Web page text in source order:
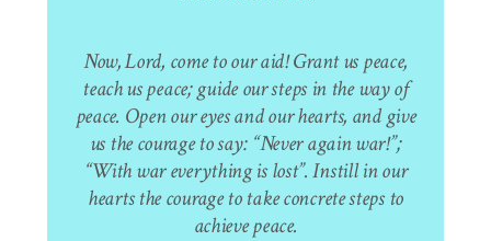
Now, Lord, come to our aid! Grant us peace,
teach us peace; guide our steps in the way of
peace. Open our eyes and our hearts, and give
us the courage to say: “Never again war!”;
“With war everything is lost”. Instill in our
hearts the courage to take concrete steps to
achieve peace.